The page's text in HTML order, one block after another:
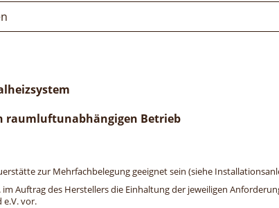
raumluftunabhängigen Betrieb
zur Mehrfachbelegung geeignet sein (siehe
Auftrag des Herstellers die Einhaltung der jeweiligen
vor.